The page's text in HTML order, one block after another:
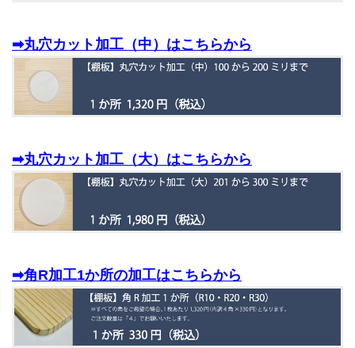
➡丸穴カット加工（中）はこちらから
➡丸穴カット加工（大）はこちらから
➡角R加工1か所の加工はこちらから